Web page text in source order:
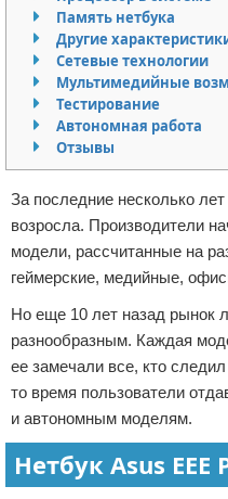
Программное
Для автомобиля
Разное
Отказ от ответственности
Память нетбука
Другие
Сетевые технологии
Мультимедийные
Тестирование
Автономная работа
Отзывы
За последние несколько
возросла. Производители
модели, рассчитанные на
геймерские, медийные,
Но еще 10 лет назад рынок
разнообразным. Каждая
ее замечали все, кто
то время пользователи
и автономным моделям.
Нетбук Asus EEE